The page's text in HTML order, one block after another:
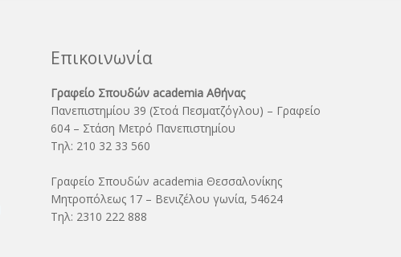
Επικοινωνία
Γραφείο Σπουδών academia Αθήνας
Πανεπιστημίου 39 (Στοά Πεσματζόγλου) – Γραφείο
604 – Στάση Μετρό Πανεπιστημίου
Τηλ: 210 32 33 560
Γραφείο Σπουδών academia Θεσσαλονίκης
Μητροπόλεως 17 – Βενιζέλου γωνία, 54624
Τηλ: 2310 222 888